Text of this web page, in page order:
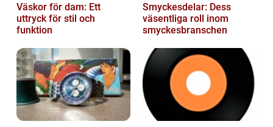
Väskor för dam: Ett
uttryck för stil och
funktion
Smyckesdelar: Dess
väsentliga roll inom
smyckesbranschen